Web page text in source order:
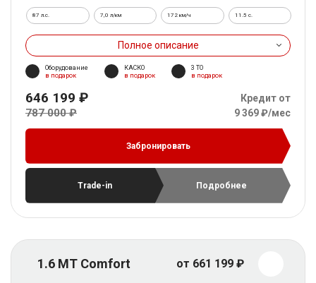
87 л.с. 7,0 л/км 172 км/ч 11.5 c.
Полное описание
Оборудование
в подарок
КАСКО
в подарок
3 ТО
в подарок
646 199 ₽
787 000 ₽
Кредит от
9 369 ₽/мес
Забронировать
Trade-in Подробнее
1.6 MT Comfort от 661 199 ₽